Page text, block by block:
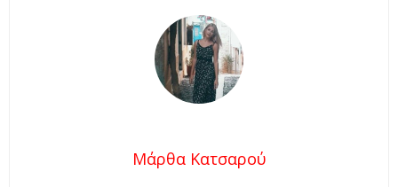
Μάρθα Κατσαρού